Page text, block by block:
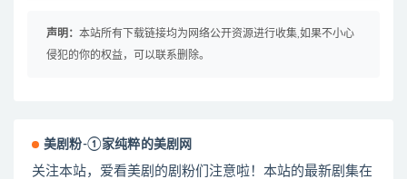
声明： 本站所有下载链接均为网络公开资源进行收集,如果不小心
侵犯的你的权益，可以联系删除。
美剧粉-①家纯粹的美剧网
关注本站，爱看美剧的剧粉们注意啦！本站的最新剧集在